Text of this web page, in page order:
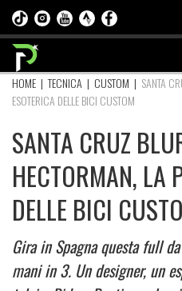
HOME |TECNICA | CUSTOM | SANTA
ESOTERICA DELLE BICI CUSTOM
SANTA CRUZ
HECTORMAN, LA
DELLE BICI
Gira in Spagna questa full
mani in 3. Un designer, un